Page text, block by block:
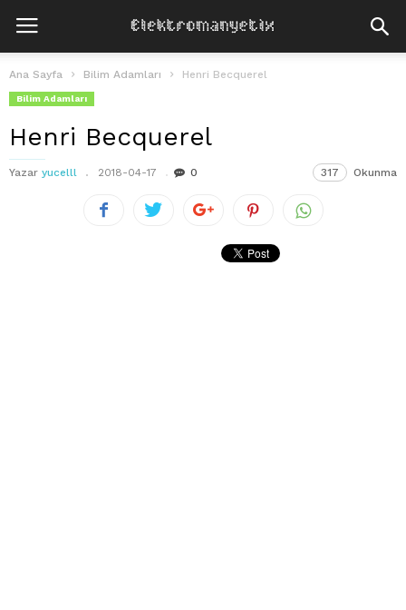
Ana Sayfa Bilim Adamları Henri Becquerel
Bilim Adamları
Henri Becquerel
Yazar yucelll 2018-04-17 0 317 Okunma